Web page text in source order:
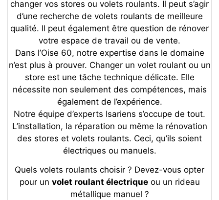
changer vos stores ou volets roulants. Il peut s’agir
d’une recherche de volets roulants de meilleure
qualité. Il peut également être question de rénover
votre espace de travail ou de vente.
Dans l’Oise 60, notre expertise dans le domaine
n’est plus à prouver. Changer un volet roulant ou un
store est une tâche technique délicate. Elle
nécessite non seulement des compétences, mais
également de l’expérience.
Notre équipe d’experts Isariens s’occupe de tout.
L’installation, la réparation ou même la rénovation
des stores et volets roulants. Ceci, qu’ils soient
électriques ou manuels.
Quels volets roulants choisir ? Devez-vous opter
pour un volet roulant électriqueou un rideau
métallique manuel ?